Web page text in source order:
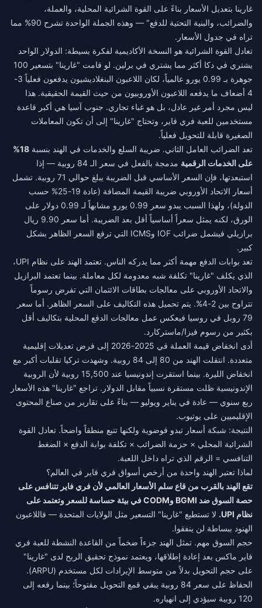
غارينا بتعديل الأسعار بناءً على القوة الشرائية المحلية، والعملة،
والضرائب، والبنية التحتية للدفع" — وهذه الجملة الواحدة تشرح 90% مما
تراه في جدول الأسعار.
تعادل القوة الشرائية هو النسخة الأكاديمية لفكرة بسيطة: الدولار الواحد
يشتري في دكا أكثر مما يشتري في برلين. لو قامت "غارينا" بتسعير 100
جوهرة بـ 0.99 يورو عالمياً، لكان اللاعبون البنغلاديشيون يدفعون فعلياً 3-
4 أضعاف ما يدفعه اللاعبون الأوروبيون من حيث القيمة الحقيقية. هذا
ليس مجرد أمر غير عادل، بل هو غباء تجاري. جنوب آسيا هي أكبر قاعدة
مستخدمين للعبة فري فاير، وتحتاج "غارينا" إلى أن تكون المعاملات
الصغيرة قابلة للتحويل فعلياً.
تعد الضرائب العامل الثاني. ضريبة السلع والخدمات في الهند بنسبة
18%
على الخدمات الرقمية
مدمجة بالفعل في سعر الـ 84 روبية — إذا
استبعدتها، فإن السعر الأساسي قبل الضريبة يبلغ حوالي 71 روبية. تشمل
أسعار الاتحاد الأوروبي ضريبة القيمة المضافة (عادة 19-25% حسب
الدولة)، ولهذا السبب يبدو سعر 0.99 يورو مشابهاً لـ 0.99 دولار على
الورق، لكنه يمثل سعراً أساسياً أقل بعد الضريبة. أما سعر 9.90 ريال
برازيلي فيشمل ضرائب IOF وICMS التي ترفع السعر الظاهر بشكل
كبير.
تعد بوابات الدفع مهمة أكثر مما يدركه الناس. تعتمد الهند على نظام UPI،
الذي يكلف "غارينا" تكلفة شبه معدومة لكل معاملة. بينما تعتمد البرازيل
والاتحاد الأوروبي على معالجات بطاقات الائتمان التي تفرض رسوماً
تتراوح بين 2-4%. يتم تحميل هذه التكاليف على السعر الظاهر. أما سعر
79 روبل في روسيا فيعكس عمل معالجات الدفع المحلية بتكاليف أقل
بكثير من رسوم فيزا/ماستركارد.
أدى انخفاض قيمة العملة في 2025-2026 إلى فرض تعديلات إقليمية
متعددة. انتقلت الهند من 80 إلى 84 روبية. وشهدت تركيا تقلبات أكبر مع
انخفاض الليرة. بينما استقرت إندونيسيا عند 15,500 روبية لأن الروبية
الإندونيسية ظلت مستقرة نسبياً مقابل الدولار. تراجع "غارينا" هذه الأسعار
ربع سنوي — عادة في يناير ويوليو — بناءً على تقارير من صناع المحتوى
الإقليميين على يوتيوب.
النتيجة: شبكة أسعار تبدو فوضوية ولكنها تتبع منطقاً واضحاً. تعادل القوة
الشرائية المحلي × حزمة الضرائب × تكلفة بوابة الدفع × الضغط
التنافسي = الرقم الذي تراه داخل اللعبة.
لماذا تعتبر الهند واحدة من أرخص أسواق فري فاير في العالم؟
تقع الهند بالقرب من قاع سلم الأسعار العالمي لأن فري فاير تتنافس على
حصة السوق ضد BGMI وCODM في بيئة حساسة للسعر وتعتمد على
نظام UPI.
لا تستطيع "غارينا" التسعير مثل الولايات المتحدة — فاللاعبون
الهنود ببساطة لن ينفقوا.
حجم السوق مهم. تمثل الهند جزءاً ضخماً من القاعدة النشطة للعبة فري
فاير ماكس بعد إعادة إطلاقها، ويعتمد نموذج تحقيق الربح لدى "غارينا"
على حجم التحويل بدلاً من متوسط الإيرادات لكل مستخدم (ARPU).
الحفاظ على سعر 84 روبية يبقي قمع التحويل مفتوحاً؛ بينما رفعه إلى
120 روبية سيؤدي إلى انهياره.